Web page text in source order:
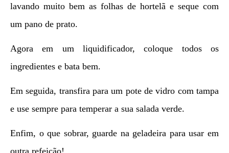
lavando muito bem as folhas de hortelã e seque com
um pano de prato.
Agora em um liquidificador, coloque todos os
ingredientes e bata bem.
Em seguida, transfira para um pote de vidro com tampa
e use sempre para temperar a sua salada verde.
Enfim, o que sobrar, guarde na geladeira para usar em
outra refeição!